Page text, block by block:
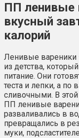
ПП ленивые
вкусный
калорий
Ленивые вареники
из детства,
питание. Они
теста и лепки, а по
сливочными. В этой
ПП ленивые
разваливались в
превращались в
муки,